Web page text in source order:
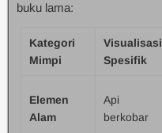
buku lama:
Kategori
Mimpi
Visualisasi
Spesifik
Elemen
Alam
Api
berkobar